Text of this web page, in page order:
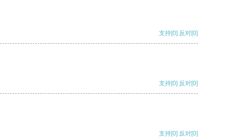
支持[0] 反对[0]
支持[0] 反对[0]
支持[0] 反对[0]